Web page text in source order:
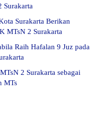
Surakarta
Surakarta Berikan
MTsN 2 Surakarta
Raih Hafalan 9 Juz pada
2 Surakarta sebagai
MTs